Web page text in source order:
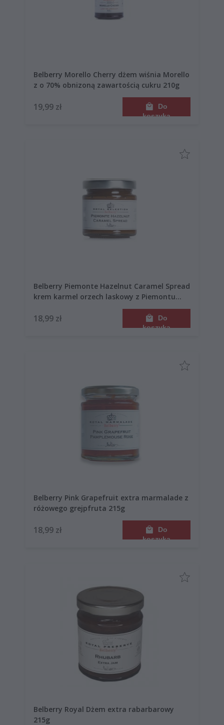
Belberry Morello Cherry dżem wiśnia Morello
z o 70% obnizoną zawartością cukru 210g
19,99 zł
Do
koszyka
Belberry Piemonte Hazelnut Caramel Spread
krem karmel orzech laskowy z Piemontu
18,99 zł
Do
koszyka
Belberry Pink Grapefruit extra marmalade z
różowego grejpfruta 215g
18,99 zł
Do
koszyka
Belberry Royal Dżem extra rabarbarowy
215g